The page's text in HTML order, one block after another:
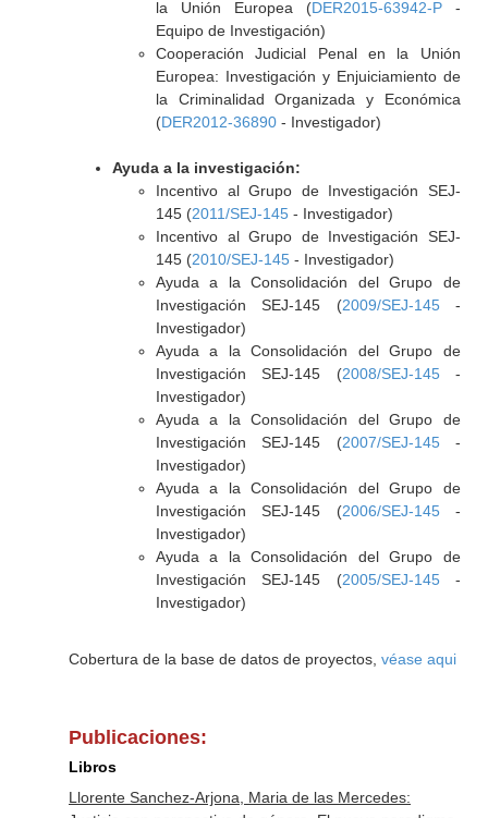
la Unión Europea (DER2015-63942-P-
Equipo de Investigación)
Cooperación Judicial Penal en la Unión
Europea: Investigación y Enjuiciamiento de
la Criminalidad Organizada y Económica
(DER2012-36890- Investigador)
Ayuda a la investigación:
Incentivo al Grupo de Investigación SEJ-
145 (2011/SEJ-145- Investigador)
Incentivo al Grupo de Investigación SEJ-
145 (2010/SEJ-145- Investigador)
Ayuda a la Consolidación del Grupo de
Investigación SEJ-145 (2009/SEJ-145-
Investigador)
Ayuda a la Consolidación del Grupo de
Investigación SEJ-145 (2008/SEJ-145-
Investigador)
Ayuda a la Consolidación del Grupo de
Investigación SEJ-145 (2007/SEJ-145-
Investigador)
Ayuda a la Consolidación del Grupo de
Investigación SEJ-145 (2006/SEJ-145-
Investigador)
Ayuda a la Consolidación del Grupo de
Investigación SEJ-145 (2005/SEJ-145-
Investigador)
Cobertura de la base de datos de proyectos, véase aqui
Publicaciones:
Libros
Llorente Sanchez-Arjona, Maria de las Mercedes: